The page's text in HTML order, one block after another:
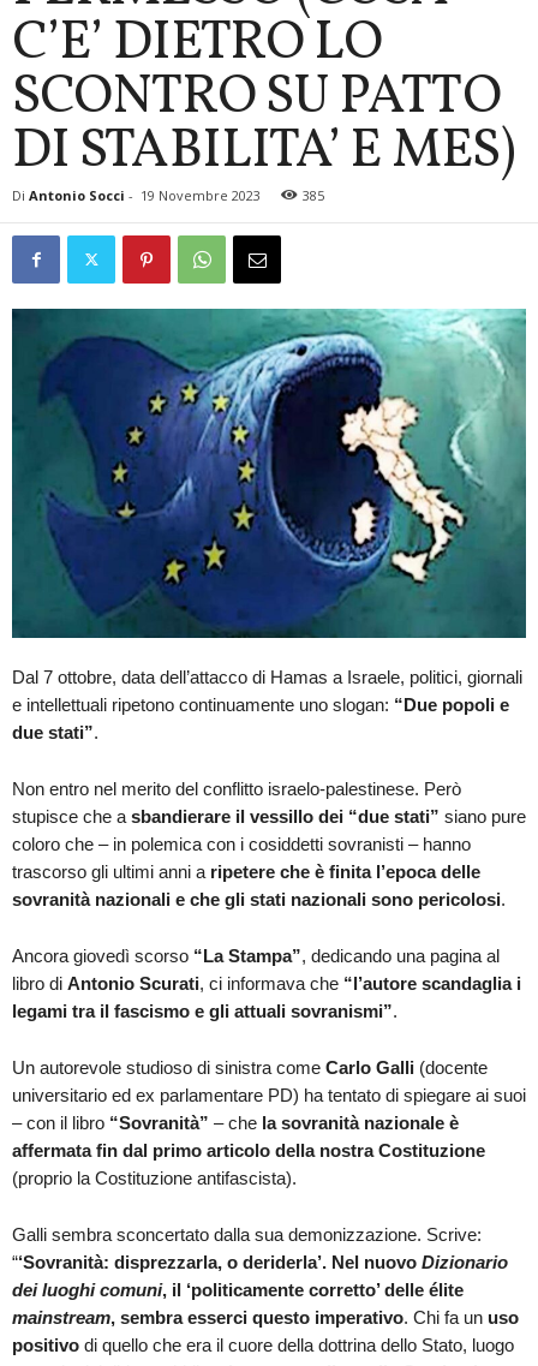
C’E’ DIETRO LO
SCONTRO SU PATTO
DI STABILITA’ E MES)
Di Antonio Socci - 19 Novembre 2023 385
Dal 7 ottobre, data dell’attacco di Hamas a Israele, politici, giornali
e intellettuali ripetono continuamente uno slogan: “Due popoli e
due stati”.
Non entro nel merito del conflitto israelo-palestinese. Però
stupisce che a sbandierare il vessillo dei “due stati” siano pure
coloro che – in polemica con i cosiddetti sovranisti – hanno
trascorso gli ultimi anni a ripetere che è finita l’epoca delle
sovranità nazionali e che gli stati nazionali sono pericolosi.
Ancora giovedì scorso “La Stampa”, dedicando una pagina al
libro di Antonio Scurati, ci informava che “l’autore scandaglia i
legami tra il fascismo e gli attuali sovranismi”.
Un autorevole studioso di sinistra come Carlo Galli (docente
universitario ed ex parlamentare PD) ha tentato di spiegare ai suoi
– con il libro “Sovranità” – che la sovranità nazionale è
affermata fin dal primo articolo della nostra Costituzione
(proprio la Costituzione antifascista).
Galli sembra sconcertato dalla sua demonizzazione. Scrive:
“‘Sovranità: disprezzarla, o deriderla’. Nel nuovo Dizionario
dei luoghi comuni, il ‘politicamente corretto’ delle élite
mainstream, sembra esserci questo imperativo. Chi fa un uso
positivo di quello che era il cuore della dottrina dello Stato, luogo